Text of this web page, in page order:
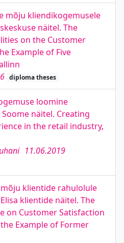
mõju kliendikogemusele
näitel. The
on the Customer
Example of Five
diploma theses
loomine
näitel. Creating
in the retail industry,
11.06.2019
klientide rahulolule
klientide näitel. The
on Customer Satisfaction
Example of Former